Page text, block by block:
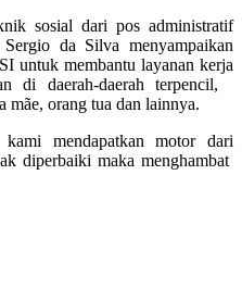
sosial dari pos administratif
da Silva menyampaikan
untuk membantu layanan kerja
di daerah-daerah terpencil,
mãe, orang tua dan lainnya.
mendapatkan motor dari
diperbaiki maka menghambat